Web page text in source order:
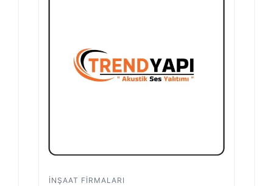
İNŞAAT FIRMALARI